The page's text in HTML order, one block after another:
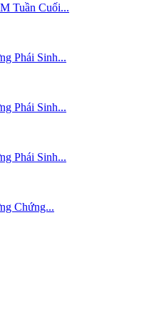
Tuần Cuối...
Phái Sinh...
Phái Sinh...
Phái Sinh...
Chứng...